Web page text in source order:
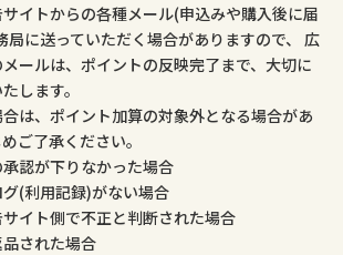
イトからの各種メール(申込みや購入後に届
局に送っていただく場合がありますので、 広
ールは、ポイントの反映完了まで、大切に
します。
は、ポイント加算の対象外となる場合があ
ご了承ください。
認が下りなかった場合
(利用記録)がない場合
イト側で不正と判断された場合
された場合